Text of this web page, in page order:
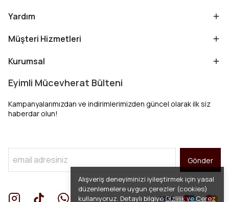
Alışveriş deneyiminizi iyileştirmek için yasal
düzenlemelere uygun çerezler (cookies)
kullanıyoruz. Detaylı bilgiyeGizlilik ve Çerez
Yardım
Müşteri Hizmetleri
Kurumsal
Eyimli Mücevherat Bülteni
Kampanyalarımızdan ve indirimlerimizden güncel olarak ilk siz
haberdar olun!
Gönder